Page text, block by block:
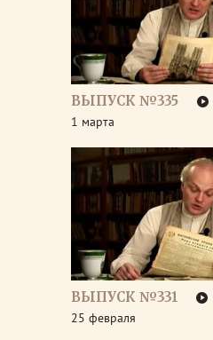
ВЫПУСК №335
1 марта
ВЫПУСК №331
25 февраля